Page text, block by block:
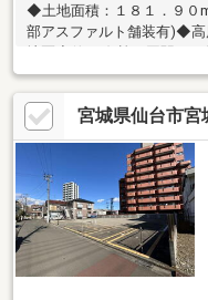
◆土地面積：１８１．９０
部アスファルト舗装有)◆
地区◆仙石線 榴ケ岡駅ま
歩約8分◆仙台市営地下鉄
はございません！ お好き
担当「土屋」までお問合せ
宮城県仙台市宮